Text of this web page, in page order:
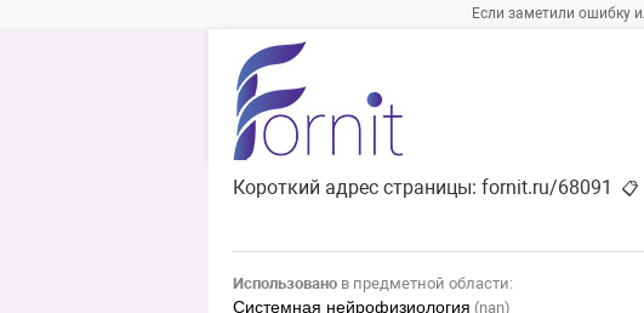
Если заметили ошибку
Короткий адрес страницы: fornit.ru/68091
📋
Использовано в предметной области:
Системная нейрофизиология (nan)